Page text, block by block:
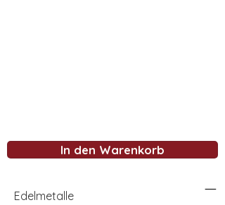
In den Warenkorb
Edelmetalle